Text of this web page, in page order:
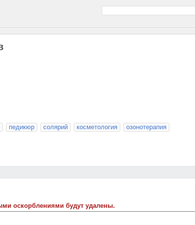
педикюр солярий косметология
озонотерапия
оскорблениями будут удалены.